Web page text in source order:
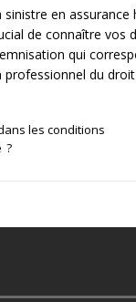
sinistre en
de connaître
qui
professionnel du
les conditions
?